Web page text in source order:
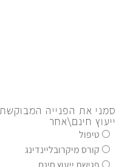
תלמידות
סמני את הפנייה
ייעוץ חינם\אחר
טיפול
קורס מיקרובליינדינג